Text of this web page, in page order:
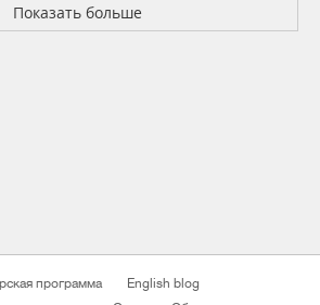
Показать больше
программа
English blog